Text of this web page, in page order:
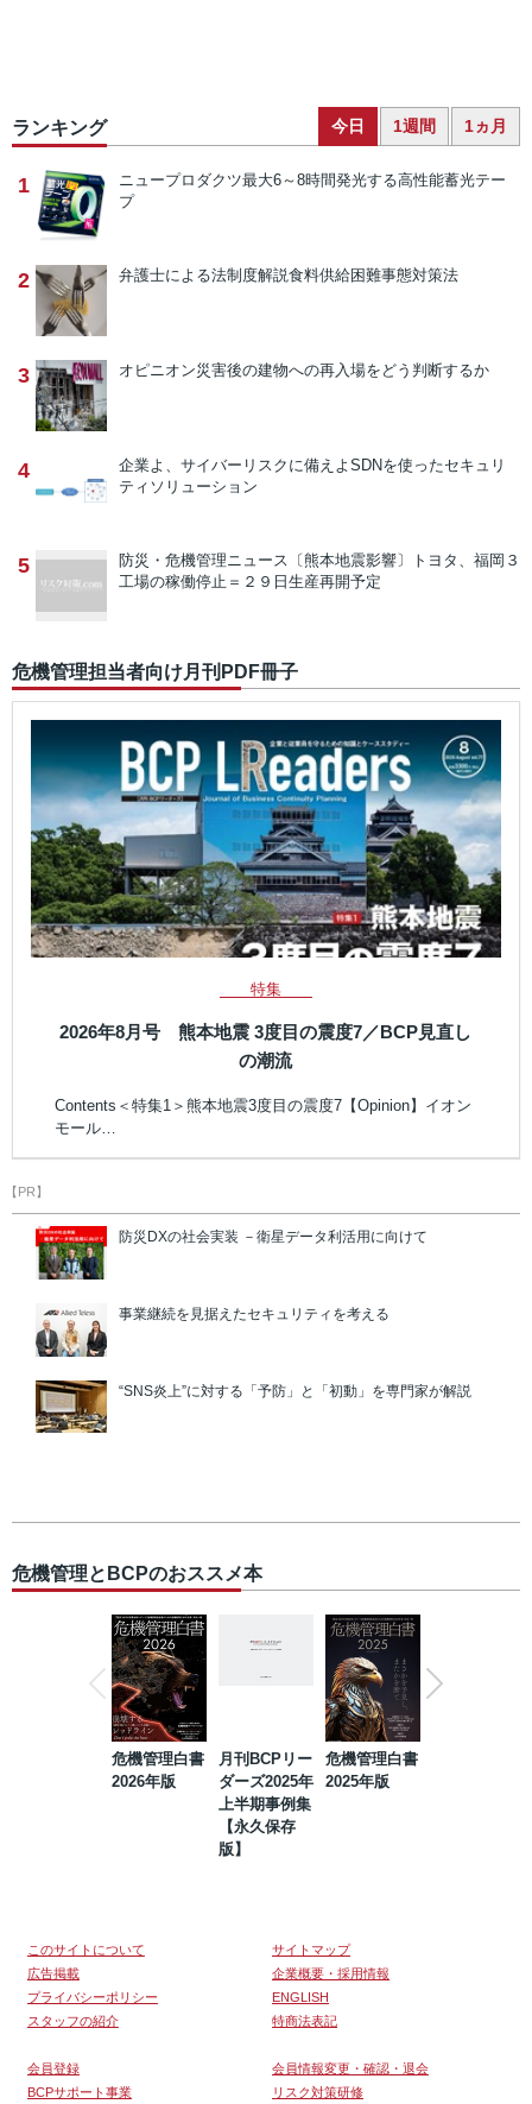
ランキング 今日 1週間 1ヵ月
1 ニュープロダクツ最大6～8時間発光する高性能蓄光テー
プ
2 弁護士による法制度解説食料供給困難事態対策法
3 オピニオン災害後の建物への再入場をどう判断するか
4 企業よ、サイバーリスクに備えよ SDNを使ったセキュリ
ティソリューション
5 防災・危機管理ニュース 〔熊本地震影響〕トヨタ、福岡３
工場の稼働停止＝２９日生産再開予定
危機管理担当者向け月刊PDF冊子
特集
2026年8月号 熊本地震 3度目の震度7／BCP見直し
の潮流
Contents＜特集1＞熊本地震3度目の震度7【Opinion】イオン
モール…
【PR】
防災DXの社会実装 －衛星データ利活用に向けて
事業継続を見据えたセキュリティを考える
“SNS炎上”に対する「予防」と「初動」を専門家が解説
危機管理とBCPのおススメ本
危機管理白書
2026年版
月刊BCPリー
ダーズ2025年
上半期事例集
【永久保存
版】
危機管理白書
2025年版
このサイトについて
サイトマップ
広告掲載
企業概要・採用情報
プライバシーポリシー
ENGLISH
スタッフの紹介
特商法表記
会員登録
会員情報変更・確認・退会
BCPサポート事業
リスク対策研修